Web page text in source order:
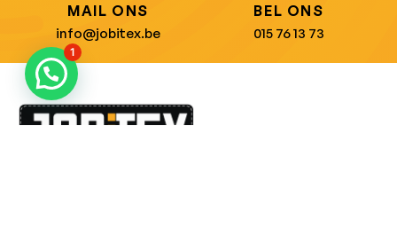
MAIL ONS
info@jobitex.be
BEL ONS
015 76 13 73
1